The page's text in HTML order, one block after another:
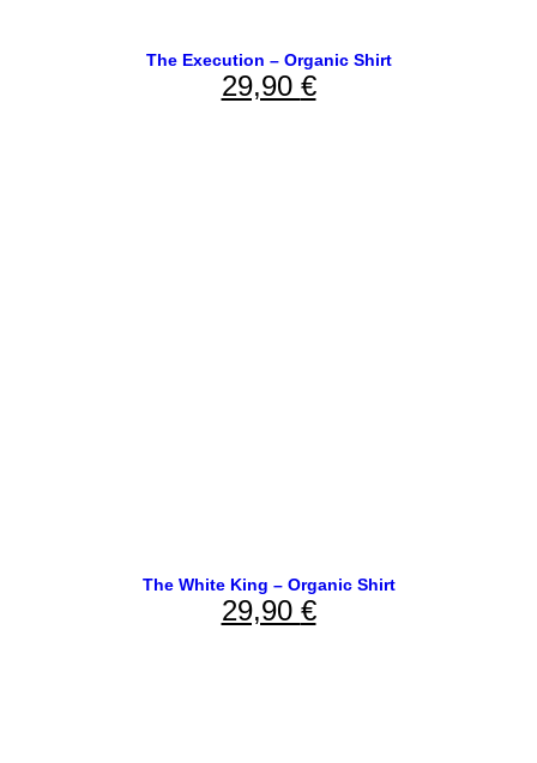
The Execution – Organic Shirt
29,90 €
The White King – Organic Shirt
29,90 €